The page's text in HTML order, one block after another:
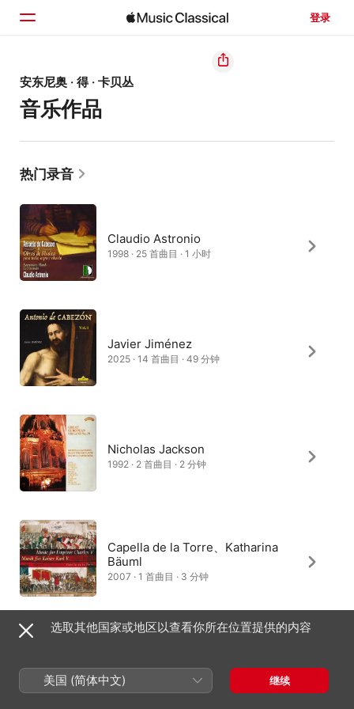
登录
主页
浏览
搜索
安东尼奥 · 得 · 卡贝丛
音乐作品
热门录音
Claudio Astronio
1998 · 25 首曲目 · 1 小时
Javier Jiménez
2025 · 14 首曲目 · 49 分钟
Nicholas Jackson
1992 · 2 首曲目 · 2 分钟
Capella de la Torre、Katharina
Bäuml
2007 · 1 首曲目 · 3 分钟
2007 · 1 首曲目 · 1 分钟
选取其他国家或地区以查看你所在位置提供的内容
美国 (简体中文) 继续